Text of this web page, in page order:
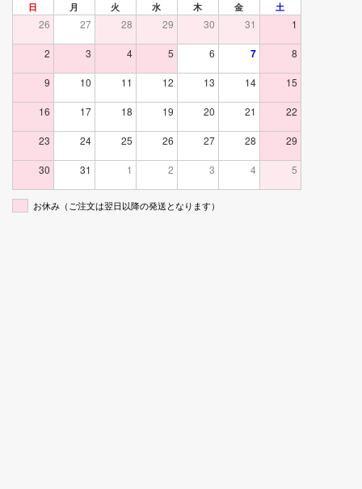
日 月 火 水 木 金 土
26 27 28 29 30 31 1
2 3 4 5 6 7 8
9 10 11 12 13 14 15
16 17 18 19 20 21 22
23 24 25 26 27 28 29
30 31 1 2 3 4 5
お休み（ご注文は翌日以降の発送となります）